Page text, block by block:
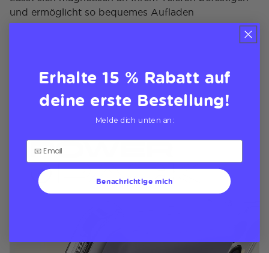
und ermöglicht so bequemes Aufladen
Erhalte 15 % Rabatt auf
deine erste Bestellung!
Melde dich unten an:
Benachrichtige mich